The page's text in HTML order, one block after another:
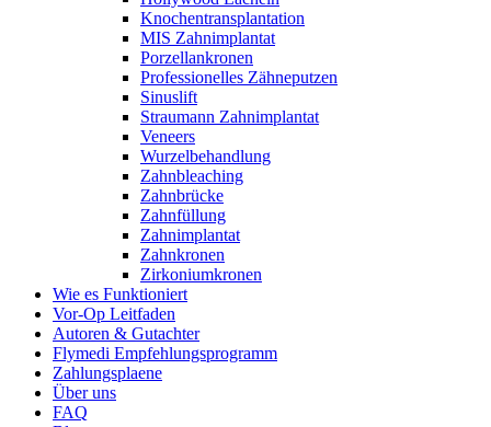
Knochentransplantation
MIS Zahnimplantat
Porzellankronen
Professionelles Zähneputzen
Sinuslift
Straumann Zahnimplantat
Veneers
Wurzelbehandlung
Zahnbleaching
Zahnbrücke
Zahnfüllung
Zahnimplantat
Zahnkronen
Zirkoniumkronen
Wie es Funktioniert
Vor-Op Leitfaden
Autoren & Gutachter
Flymedi Empfehlungsprogramm
Zahlungsplaene
Über uns
FAQ